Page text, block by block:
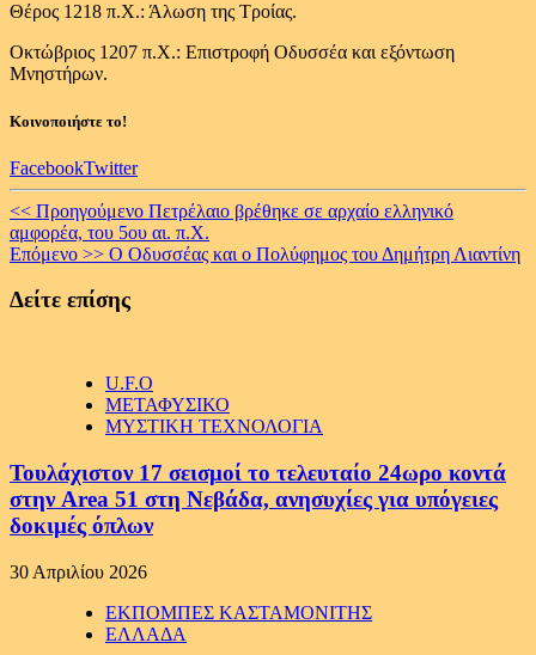
Θέρος 1218 π.Χ.: Άλωση της Τροίας.
Οκτώβριος 1207 π.Χ.: Επιστροφή Οδυσσέα και εξόντωση
Μνηστήρων.
Κοινοποιήστε το!
FacebookTwitter
Continue
Reading
<< Προηγούμενο Πετρέλαιο βρέθηκε σε αρχαίο ελληνικό
αμφορέα, του 5ου αι. π.Χ.
Επόμενο >> O Οδυσσέας και ο Πολύφημος του Δημήτρη Λιαντίνη
Δείτε επίσης
U.F.O
ΜΕΤΑΦΥΣΙΚΟ
ΜΥΣΤΙΚΗ ΤΕΧΝΟΛΟΓΙΑ
Τουλάχιστον 17 σεισμοί το τελευταίο 24ωρο κοντά
στην Area 51 στη Νεβάδα, ανησυχίες για υπόγειες
δοκιμές όπλων
30 Απριλίου 2026
ΕΚΠΟΜΠΕΣ ΚΑΣΤΑΜΟΝΙΤΗΣ
ΕΛΛΑΔΑ